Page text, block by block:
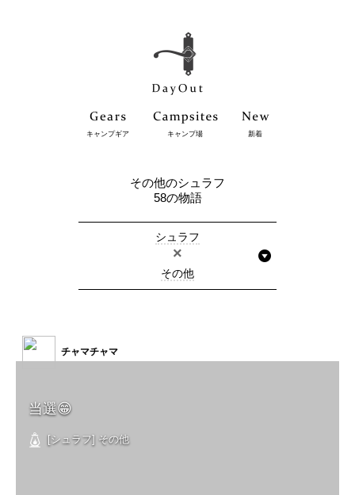
キャンプギア キャンプ場 新着
その他のシュラフ
58の物語
シュラフ
×
その他
当選😁
[シュラフ] その他
チャマチャマ